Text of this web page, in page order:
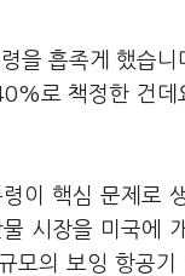
을 흡족게 했습니
로 책정한 건데
이 핵심 문제로
시장을 미국에
모의 보잉 항공기